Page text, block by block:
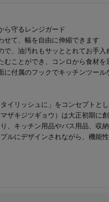
ら守るレンジガード
せて、幅を自由に伸縮できます
で、油汚れもサッととれてお手入
むことができ、コンロから食材を
に付属のフックでキッチンツール
イリッシュに」をコンセプトと
ザキジツギョウ）は大正初期に
、キッチン用品やバス用品、収
ルにデザインされながら、機能